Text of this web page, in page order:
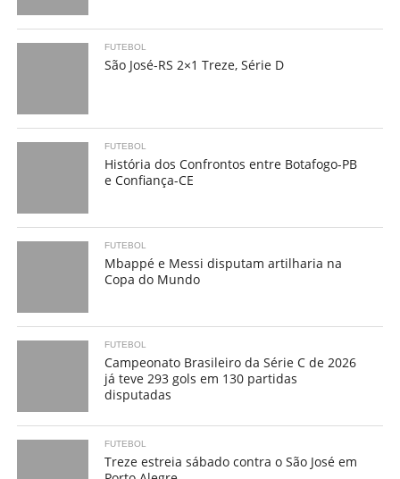
FUTEBOL
São José-RS 2×1 Treze, Série D
FUTEBOL
História dos Confrontos entre Botafogo-PB
e Confiança-CE
FUTEBOL
Mbappé e Messi disputam artilharia na
Copa do Mundo
FUTEBOL
Campeonato Brasileiro da Série C de 2026
já teve 293 gols em 130 partidas
disputadas
FUTEBOL
Treze estreia sábado contra o São José em